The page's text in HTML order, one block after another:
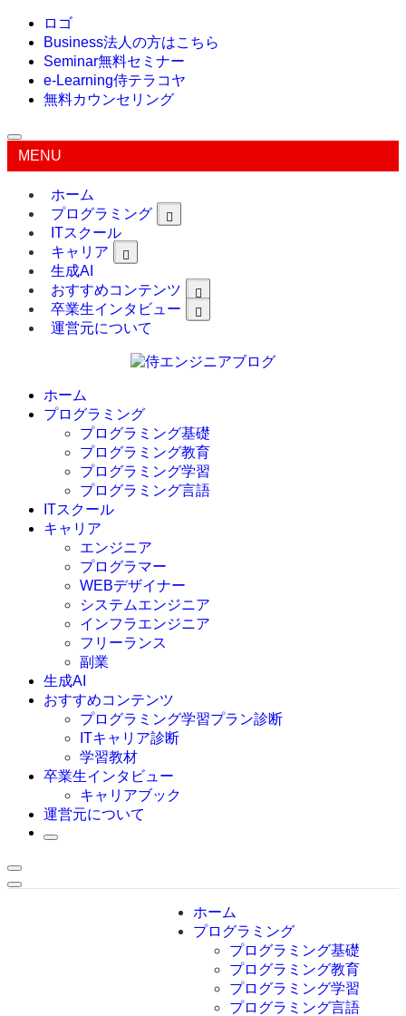
ロゴ
Business法人の方はこちら
Seminar無料セミナー
e-Learning侍テラコヤ
無料カウンセリング
MENU
ホーム
プログラミング
ITスクール
キャリア
生成AI
おすすめコンテンツ
卒業生インタビュー
運営元について
ホーム
プログラミング
プログラミング基礎
プログラミング教育
プログラミング学習
プログラミング言語
C言語
C#
VBA
Go言語
Kotlin
Java
JavaScript
Swift
Ruby
その他言語
ITスクール
キャリア
エンジニア
プログラマー
WEBデザイナー
システムエンジニア
インフラエンジニア
フリーランス
副業
生成AI
おすすめコンテンツ
プログラミング学習プラン診断
ITキャリア診断
学習教材
卒業生インタビュー
キャリアブック
運営元について
ホーム
プログラミング
プログラミング基礎
プログラミング教育
プログラミング学習
プログラミング言語